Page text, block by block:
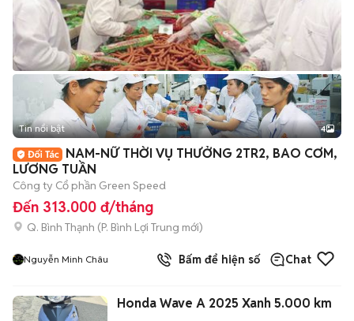
Tin nổi bật 4
NAM-NỮ THỜI VỤ THƯỞNG 2TR2, BAO CƠM,
LƯƠNG TUẦN
Công ty Cổ phần Green Speed
Đến 313.000 đ/tháng
Q. Bình Thạnh (P. Bình Lợi Trung mới)
Nguyễn Minh Châu Bấm để hiện số Chat
Honda Wave A 2025 Xanh 5.000 km